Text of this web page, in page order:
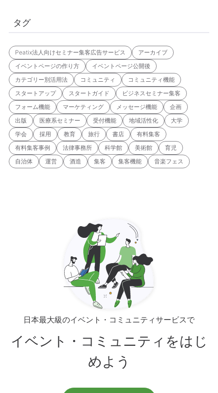
タグ
Peatix法人向けセミナー集客広告サービス
アーカイブ
イベントページの作り方
イベントページ公開後
カテゴリー別活用法
コミュニティ
コミュニティ機能
スタートアップ
スタートガイド
ビジネスセミナー集客
フォーム機能
マーケティング メッセージ機能
企画
出版
医療系セミナー 受付機能 地域活性化
大学
学会
採用 教育 旅行 書店
有料集客
有料集客事例
法律事務所 科学館 美術館
育児
自治体
運営 酒造 集客 集客機能 音楽フェス
日本最大級のイベント・コミュニティサービスで
イベント・コミュニティをはじ
めよう